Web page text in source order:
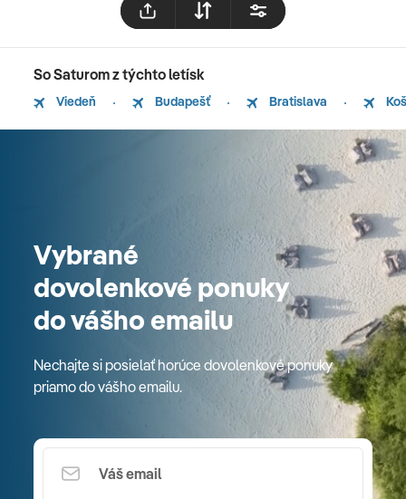
So Saturom z týchto letísk
Viedeň Budapešť Bratislava
Vybrané
dovolenkové ponuky
do vášho emailu
Nechajte si posielať horúce dovolenkové ponuky
priamo do vášho emailu.